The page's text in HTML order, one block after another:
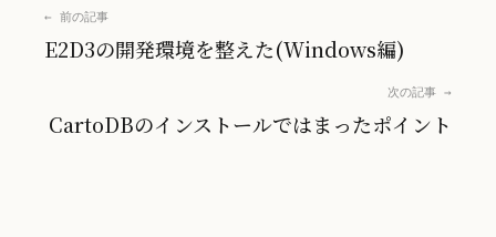
← 前の記事
E2D3の開発環境を整えた(Windows編)
次の記事 →
CartoDBのインストールではまったポイント